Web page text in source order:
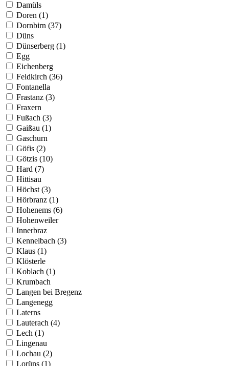
Damüls
Doren (1)
Dornbirn (37)
Düns
Dünserberg (1)
Egg
Eichenberg
Feldkirch (36)
Fontanella
Frastanz (3)
Fraxern
Fußach (3)
Gaißau (1)
Gaschurn
Göfis (2)
Götzis (10)
Hard (7)
Hittisau
Höchst (3)
Hörbranz (1)
Hohenems (6)
Hohenweiler
Innerbraz
Kennelbach (3)
Klaus (1)
Klösterle
Koblach (1)
Krumbach
Langen bei Bregenz
Langenegg
Laterns
Lauterach (4)
Lech (1)
Lingenau
Lochau (2)
Lorüns (1)